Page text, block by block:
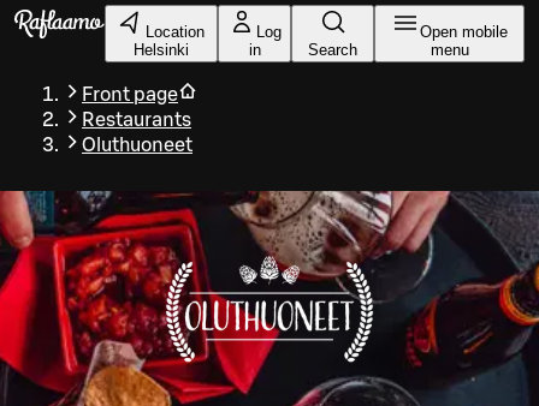
Skip to main content
Location
Helsinki
Log
in
Search
Open mobile
menu
Front page
Restaurants
Oluthuoneet